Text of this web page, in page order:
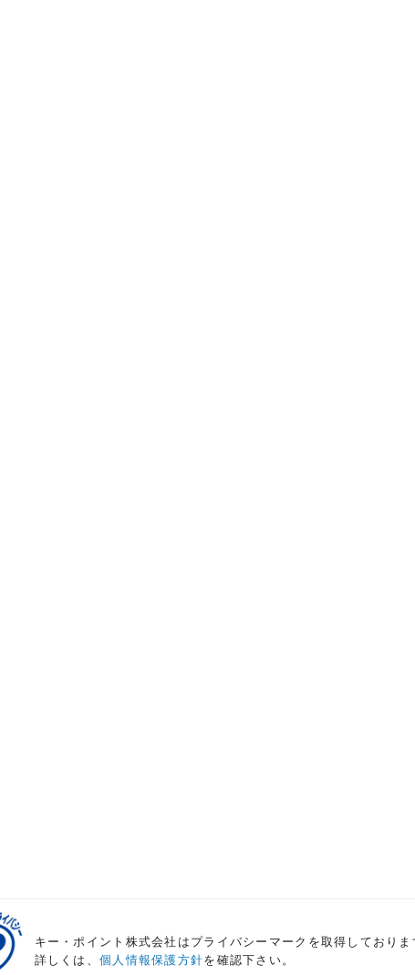
キー・ポイント株式会社はプライバシーマークを取得しておりま
詳しくは、個人情報保護方針を確認下さい。